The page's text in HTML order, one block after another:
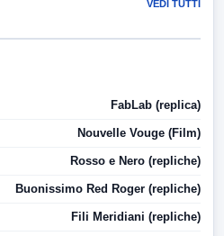
VEDI TUTTI
FabLab (replica)
Nouvelle Vouge (Film)
Rosso e Nero (repliche)
Buonissimo Red Roger (repliche)
Fili Meridiani (repliche)